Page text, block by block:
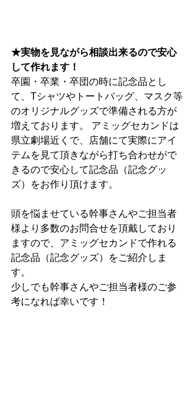
★実物を見ながら相談出来るので安心
して作れます！
卒園・卒業・卒団の時に記念品とし
て、Tシャツやトートバッグ、マスク等
のオリジナルグッズで準備される方が
増えております。 アミッグセカンドは
県立劇場近くで、店舗にて実際にアイ
テムを見て頂きながら打ち合わせがで
きるので安心して記念品（記念グッ
ズ）をお作り頂けます。
頭を悩ませている幹事さんやご担当者
様より多数のお問合せを頂戴しており
ますので、アミッグセカンドで作れる
記念品（記念グッズ）をご紹介しま
す。
少しでも幹事さんやご担当者様のご参
考になれば幸いです！